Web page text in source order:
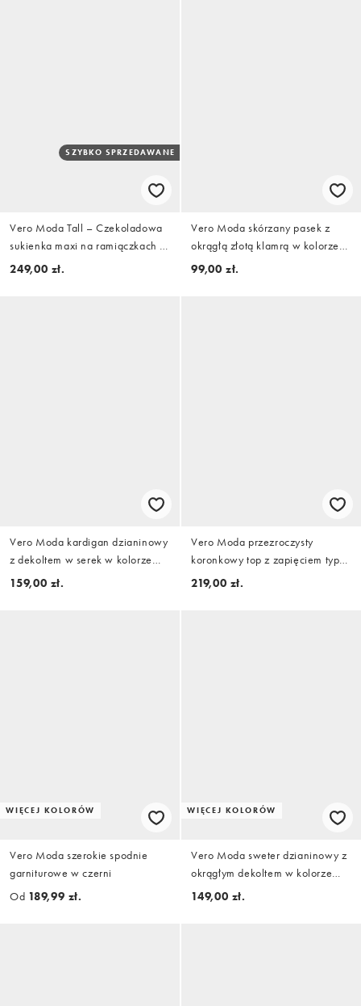
SZYBKO SPRZEDAWANE
Vero Moda Tall – Czekoladowa
sukienka maxi na ramiączkach w
groszki z ozdobnym szalikiem
249,00 zł.
Vero Moda skórzany pasek z
okrągłą złotą klamrą w kolorze
burgundowym
99,00 zł.
Vero Moda kardigan dzianinowy
z dekoltem w serek w kolorze
chocolate brown melange
159,00 zł.
Vero Moda przezroczysty
koronkowy top z zapięciem typu
mandaryńskiego w bieli
219,00 zł.
WIĘCEJ KOLORÓW
Vero Moda szerokie spodnie
garniturowe w czerni
Od 189,99 zł.
WIĘCEJ KOLORÓW
Vero Moda sweter dzianinowy z
okrągłym dekoltem w kolorze
burgundowym melanż
149,00 zł.